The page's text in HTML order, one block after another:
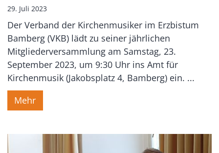
29. Juli 2023
Der Verband der Kirchenmusiker im Erzbistum
Bamberg (VKB) lädt zu seiner jährlichen
Mitgliederversammlung am Samstag, 23.
September 2023, um 9:30 Uhr ins Amt für
Kirchenmusik (Jakobsplatz 4, Bamberg) ein. ...
Mehr